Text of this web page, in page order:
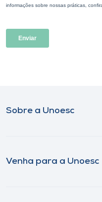
Sobre a Unoesc
Venha para a Unoesc